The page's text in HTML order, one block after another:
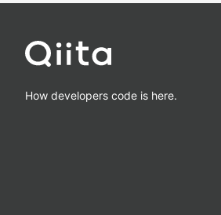
How developers code is here.